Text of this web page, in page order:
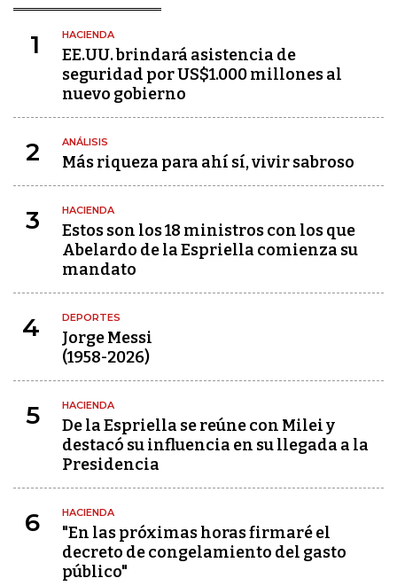
1 HACIENDA
EE.UU. brindará asistencia de
seguridad por US$1.000 millones al
nuevo gobierno
2 ANÁLISIS
Más riqueza para ahí sí, vivir sabroso
3 HACIENDA
Estos son los 18 ministros con los que
Abelardo de la Espriella comienza su
mandato
4 DEPORTES
Jorge Messi
(1958-2026)
5 HACIENDA
De la Espriella se reúne con Milei y
destacó su influencia en su llegada a la
Presidencia
6 HACIENDA
"En las próximas horas firmaré el
decreto de congelamiento del gasto
público"